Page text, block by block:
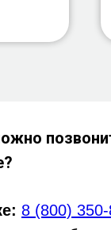
: 8 (800)